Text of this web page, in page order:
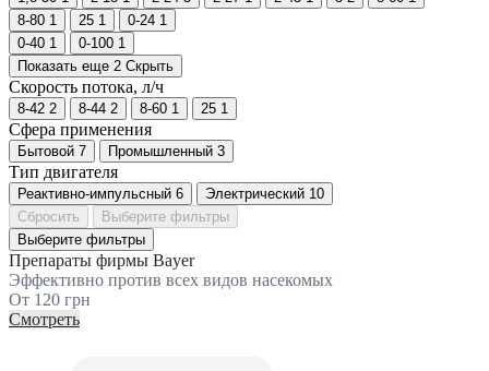
8-80 1 25 1 0-24 1
0-40 1 0-100 1
Показать еще 2 Скрыть
Скорость потока, л/ч
8-42 2 8-44 2 8-60 1 25 1
Сфера применения
Бытовой 7 Промышленный 3
Тип двигателя
Реактивно-импульсный 6 Электрический 10
Сбросить
Выберите фильтры
Выберите фильтры
Препараты фирмы Bayer
Эффективно против всех видов насекомых
От 120 грн
Смотреть